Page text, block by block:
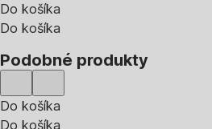
Do košíka
Do košíka
Podobné produkty
Do košíka
Do košíka